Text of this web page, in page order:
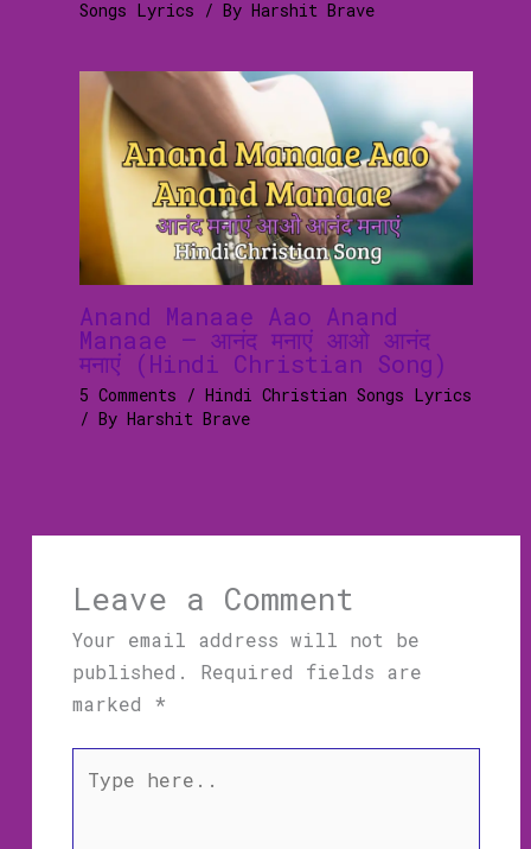
Songs Lyrics / By Harshit Brave
Anand Manaae Aao Anand
Manaae – आनंद मनाएं आओ आनंद
मनाएं (Hindi Christian Song)
5 Comments / Hindi Christian Songs Lyrics
/ By Harshit Brave
Leave a Comment
Your email address will not be
published.
Required fields are
marked *
here..